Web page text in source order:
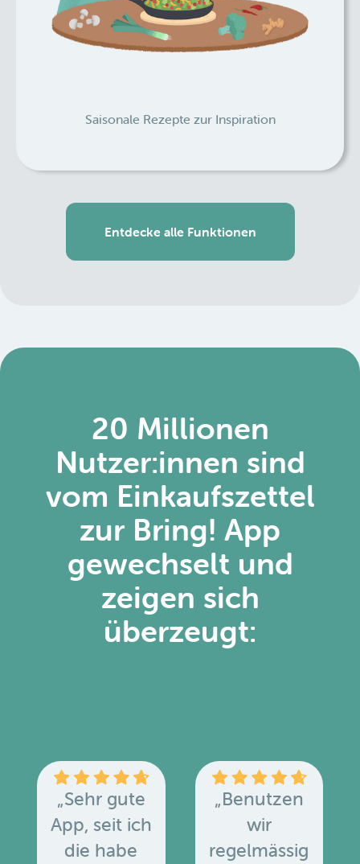
Saisonale Rezepte zur Inspiration
Entdecke alle Funktionen
20 Millionen
Nutzer:innen sind
vom Einkaufszettel
zur Bring! App
gewechselt und
zeigen sich
überzeugt:
„Sehr gute
App, seit ich
die habe
„Benutzen
wir
regelmässig